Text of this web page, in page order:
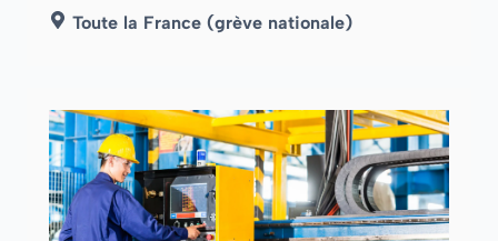
Toute la France (grève nationale)